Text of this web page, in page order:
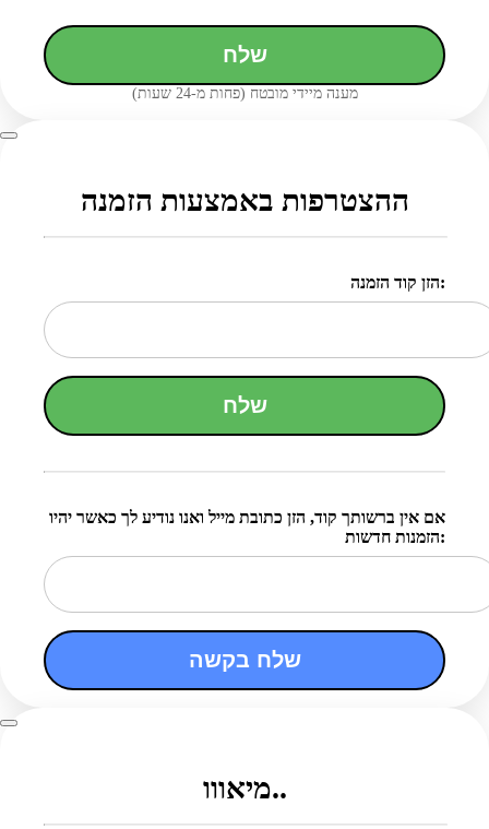
שלח
מענה מיידי מובטח (פחות מ-24 שעות)
ההצטרפות באמצעות הזמנה
הזן קוד הזמנה:
שלח
אם אין ברשותך קוד, הזן כתובת מייל ואנו נודיע לך כאשר יהיו
הזמנות חדשות:
שלח בקשה
מיאווו..